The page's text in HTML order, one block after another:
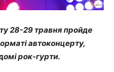
28-29 травня пройде
автоконцерту,
рок-гурти.